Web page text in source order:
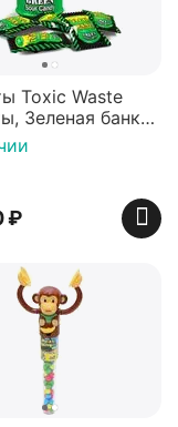
Toxic Waste
Зеленая банка,
₽